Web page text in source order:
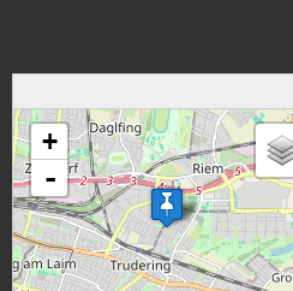
Karte wird geladen - bitte warten...
+
-